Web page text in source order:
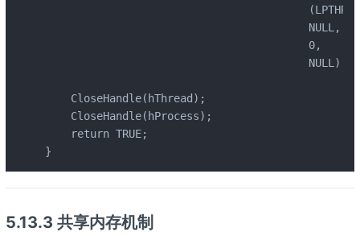
                                         NULL,
                                         0,
                                         NULL);
    CloseHandle(hThread);
    CloseHandle(hProcess);
    return TRUE;
}
5.13.3 共享内存机制